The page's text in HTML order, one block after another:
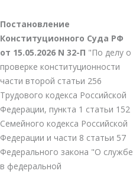
Постановление
Конституционного Суда РФ
от 15.05.2026 N 32-П "По делу о
проверке конституционности
части второй статьи 256
Трудового кодекса Российской
Федерации, пункта 1 статьи 152
Семейного кодекса Российской
Федерации и части 8 статьи 57
Федерального закона "О службе
в федеральной